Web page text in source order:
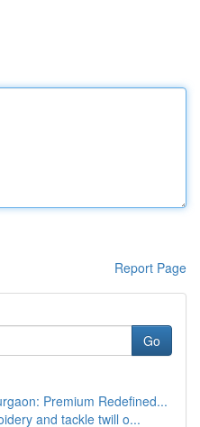
Report Page
Go
Premium Redefined...
and tackle twill o...